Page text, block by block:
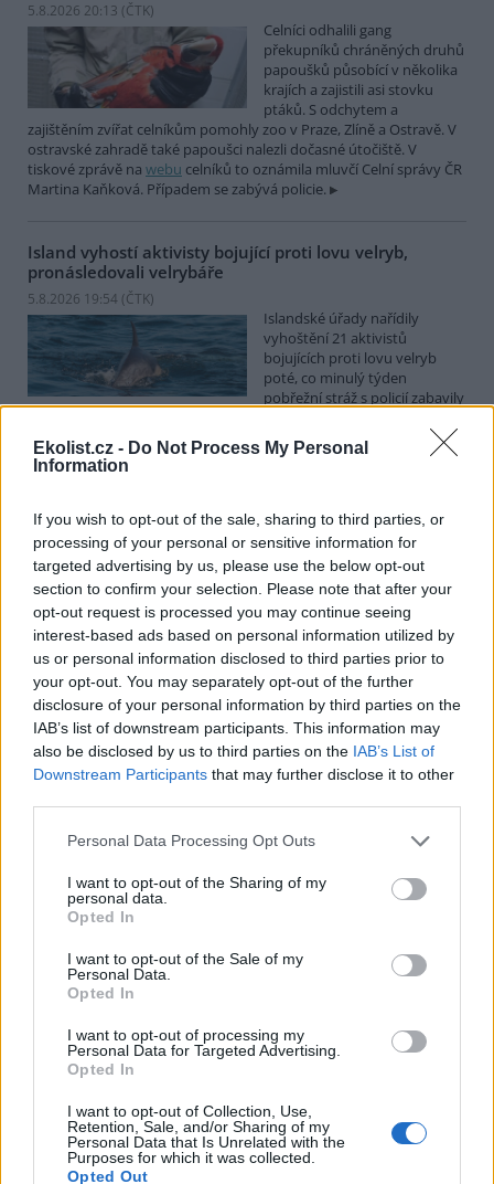
Ekolist.cz - Do Not Process My Personal
Information
If you wish to opt-out of the sale, sharing to third parties, or
processing of your personal or sensitive information for
targeted advertising by us, please use the below opt-out
section to confirm your selection. Please note that after your
opt-out request is processed you may continue seeing
interest-based ads based on personal information utilized by
us or personal information disclosed to third parties prior to
your opt-out. You may separately opt-out of the further
disclosure of your personal information by third parties on the
IAB’s list of downstream participants. This information may
also be disclosed by us to third parties on the IAB’s List of
Downstream Participants that may further disclose it to other
Personal Data Processing Opt Outs
I want to opt-out of the Sharing of my
personal data.
Opted In
I want to opt-out of the Sale of my
Personal Data.
Opted In
I want to opt-out of processing my
Personal Data for Targeted Advertising.
Opted In
I want to opt-out of Collection, Use,
Retention, Sale, and/or Sharing of my
Personal Data that Is Unrelated with the
Purposes for which it was collected.
Opted Out
5.8.2026 20:13 (ČTK)
Celníci odhalili gang
překupníků chráněných druhů
papoušků působící v několika
krajích a zajistili asi stovku
ptáků. S odchytem a
zajištěním zvířat celníkům pomohly zoo v Praze, Zlíně a Ostravě. V
ostravské zahradě také papoušci nalezli dočasné útočiště. V
tiskové zprávě na webu celníků to oznámila mluvčí Celní správy ČR
Martina Kaňková. Případem se zabývá policie.
Island vyhostí aktivisty bojující proti lovu velryb,
pronásledovali velrybáře
5.8.2026 19:54 (ČTK)
Islandské úřady nařídily
vyhoštění 21 aktivistů
bojujících proti lovu velryb
poté, co minulý týden
pobřežní stráž s policií zabavily
patřící nadaci kanadsko-amerického ekologického aktivisty Paula
Watsona jsou od té doby zadržováni v Reykjavíku. Sám Watson na
palubě nebyl. Píše o tom agentura AFP s odvoláním na islandskou
Záchranná stanice v Praze přijímá kvůli vedrům více
volně žijících zvířat
5.8.2026 17:40 | PRAHA (ČTK)
Kvůli vysokým letním
teplotám pracovníci pražské
záchranné stanice pro volně
žijící živočichy přijímají více
zvířat, nejčastěji
dehydratovaná a vysílená mláďata ptáků nebo veverek. ČTK to
sdělila mluvčí stanice Petra Fišerová. Během současné vlny veder
stanice denně ošetří desítky živočichů, při první letošní vlně horka
jich za jeden týden přijali rekordních 578.
V rybnících Rybářství Třeboň vyschla třetina vody,
5.8.2026 15:42 (ČTK)
Diskuse: 1
které hospodaří na 8000
hektarech vodní plochy, chybí
75 milionů metrů krychlových vody je v rybnících o 28 milionů
metrů krychlových vody méně. Každý týden se kvůli extrémně
vysokým teplotám a nedostatku srážek odpaří další 2,5 procenta.
protože by jinak ryby uhynuly, řekl provozní ředitel Rybářství
Třeboň Vladimír Kukačka.